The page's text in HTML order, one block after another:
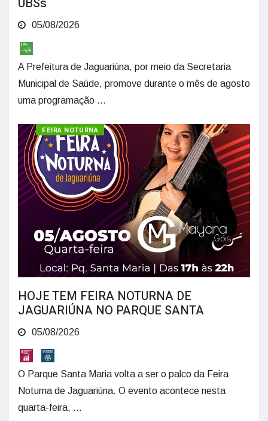
05/08/2026
A Prefeitura de Jaguariúna, por meio da Secretaria
Municipal de Saúde, promove durante o mês de agosto
uma programação ...
CULTURA
FEIRA NOTURNA
HOJE TEM FEIRA NOTURNA DE
JAGUARIÚNA NO PARQUE SANTA
05/08/2026
O Parque Santa Maria volta a ser o palco da Feira
Noturna de Jaguariúna. O evento acontece nesta
quarta-feira, ...